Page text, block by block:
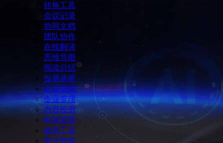
转换工具
会议记录
协同文档
团队协作
在线翻译
思维导图
阅读总结
投屏录屏
企业营销
企业管理
内容检测
时间管理
效率工具
商业智能